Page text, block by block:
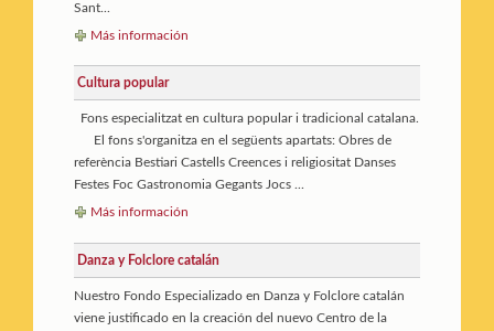
Sant...
Más información
Cultura popular
Fons especialitzat en cultura popular i tradicional catalana.
El fons s'organitza en el següents apartats: Obres de
referència Bestiari Castells Creences i religiositat Danses
Festes Foc Gastronomia Gegants Jocs ...
Más información
Danza y Folclore catalán
Nuestro Fondo Especializado en Danza y Folclore catalán
viene justificado en la creación del nuevo Centro de la